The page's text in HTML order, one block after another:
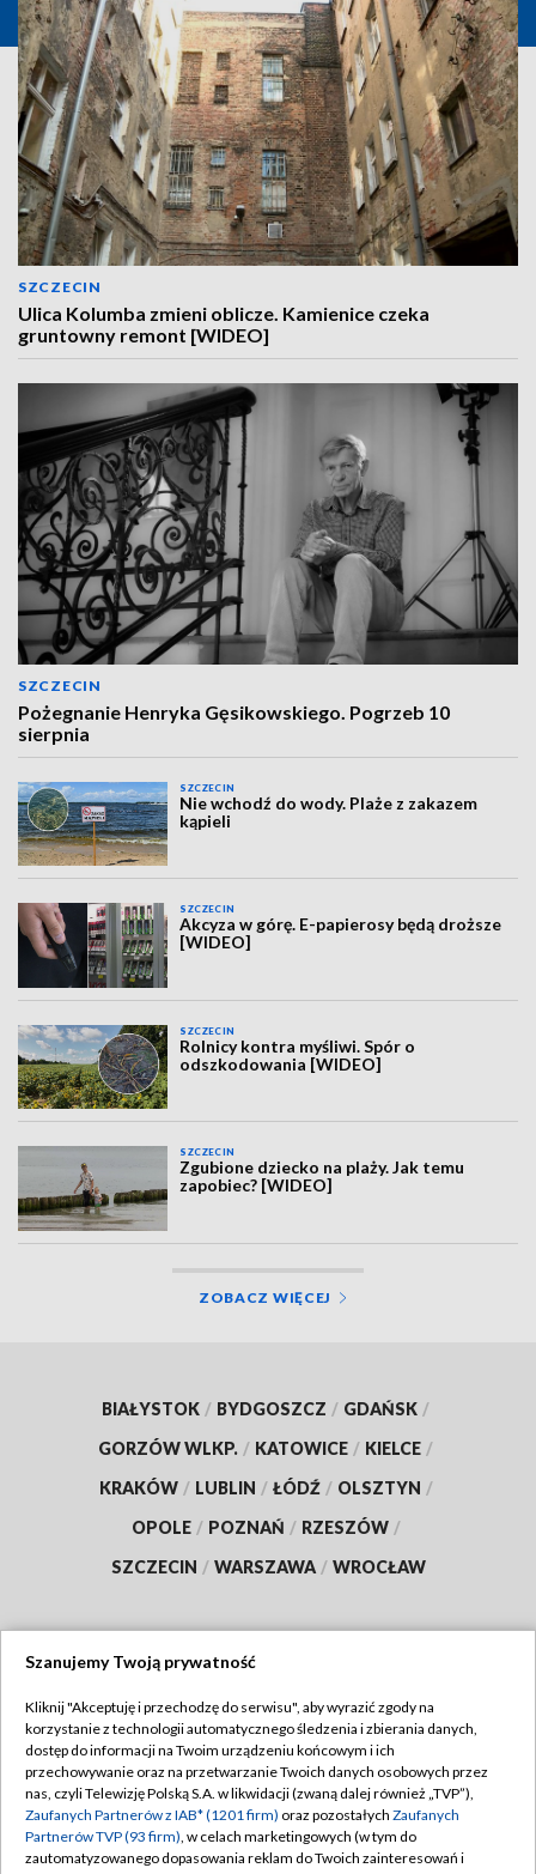
SZCZECIN
Ulica Kolumba zmieni oblicze. Kamienice czeka
gruntowny remont [WIDEO]
SZCZECIN
Pożegnanie Henryka Gęsikowskiego. Pogrzeb 10
sierpnia
SZCZECIN
Nie wchodź do wody. Plaże z zakazem
kąpieli
SZCZECIN
Akcyza w górę. E-papierosy będą droższe
[WIDEO]
SZCZECIN
Rolnicy kontra myśliwi. Spór o
odszkodowania [WIDEO]
SZCZECIN
Zgubione dziecko na plaży. Jak temu
zapobiec? [WIDEO]
ZOBACZ WIĘCEJ
BIAŁYSTOK / BYDGOSZCZ / GDAŃSK /
GORZÓW WLKP. / KATOWICE / KIELCE /
KRAKÓW / LUBLIN / ŁÓDŹ / OLSZTYN /
OPOLE / POZNAŃ / RZESZÓW /
SZCZECIN / WARSZAWA / WROCŁAW
TVP
Abonament TVP
Emisja w TVP
Centrum informacji TVP
Regulamin TVP
Polityka prywatności
Moje zgody
Szanujemy Twoją prywatność
Kliknij "Akceptuję i przechodzę do serwisu", aby wyrazić zgody na
korzystanie z technologii automatycznego śledzenia i zbierania danych,
dostęp do informacji na Twoim urządzeniu końcowym i ich
przechowywanie oraz na przetwarzanie Twoich danych osobowych przez
nas, czyli Telewizję Polską S.A. w likwidacji (zwaną dalej również „TVP”),
Zaufanych Partnerów z IAB* (1201 firm) oraz pozostałych Zaufanych
Partnerów TVP (93 firm), w celach marketingowych (w tym do
zautomatyzowanego dopasowania reklam do Twoich zainteresowań i